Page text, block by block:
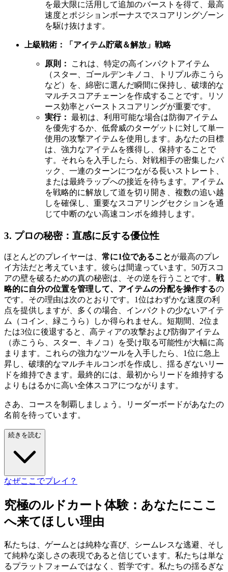
を最大限に活用して追加のバーストを得て、最高
速度とポジションボーナスでスコアリングゾーン
を駆け抜けます。
上級戦術：「アイテム貯蔵＆解放」戦略
原則：
これは、特定の高インパクトアイテム
（スター、ゴールデンキノコ、トリプル赤こうら
など）を、綿密に選んだ瞬間に保持し、破壊的な
マルチスコアチェーンを作成することです。リソ
ース効率とバーストスコアリングが重要です。
実行： 最初は、利用可能な場合は防御アイテム
を優先するか、低脅威のターゲットに対して単一
使用の攻撃アイテムを使用します。あなたの目標
は、強力なアイテムを獲得し、保持することで
す。それらを入手したら、対戦相手の密集したパ
ック、一連のターンにつながる長いストレート、
または最終ラップへの接近を待ちます。アイテム
を戦略的に解放して道を切り開き、複数の追い越
しを確保し、重要なスコアリングセクションを通
じて中断のない高速コンボを維持します。
3. プロの秘密：直感に反する優位性
ほとんどのプレイヤーは、 常に1位であることが最高のプレ
イ方法だと考えています。彼らは間違っています。50万スコ
アの壁を破るための真の秘密は、その逆を行うことです。 戦
略的に自分の位置を管理して、アイテムの分配を操作するの
です。その理由は次のとおりです。1位はわずかな速度の利
点を提供しますが、多くの場合、インパクトの少ないアイテ
ム（コイン、緑こうら）しか得られません。短期間、2位ま
たは3位に後退すると、高ティアの攻撃および防御アイテム
（赤こうら、スター、キノコ）を受け取る可能性が大幅に高
まります。これらの強力なツールを入手したら、1位に急上
昇し、破壊的なマルチキルコンボを作成し、揺るぎないリー
ドを維持できます。最終的には、最初からリードを維持する
よりもはるかに高い全体スコアにつながります。
さあ、コースを制覇しましょう。リーダーボードがあなたの
名前を待っています。
続きを読む
なぜここでプレイ？
究極のルドカート体験：あなたにここ
へ来てほしい理由
私たちは、ゲームとは純粋な喜び、シームレスな逃避、そし
て純粋な楽しさの表現であると信じています。私たちは単な
るプラットフォームではなく、哲学です。私たちの揺るぎな